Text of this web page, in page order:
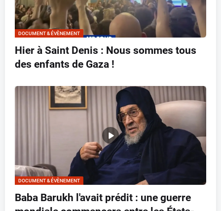
DOCUMENT & ÉVÈNEMENT
Hier à Saint Denis : Nous sommes tous
des enfants de Gaza !
DOCUMENT & ÉVÈNEMENT
Baba Barukh l'avait prédit : une guerre